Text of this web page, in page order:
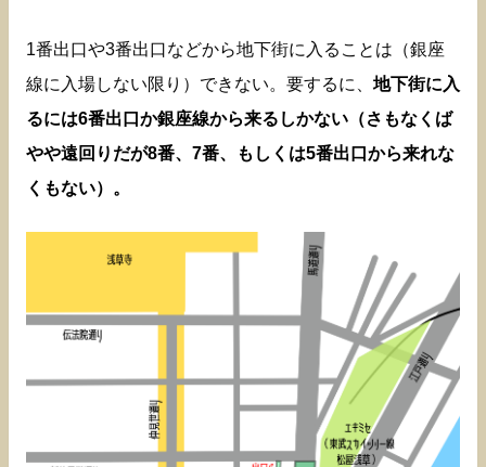
1番出口や3番出口などから地下街に入ることは（銀座
線に入場しない限り）できない。要するに、 地下街に入
るには6番出口か銀座線から来るしかない（さもなくば
やや遠回りだが8番、7番、もしくは5番出口から来れな
くもない）。